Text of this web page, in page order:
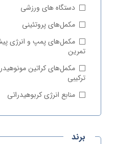
دستگاه های ورزشی
مکمل‌های پروتئینی
مکمل‌های پمپ و انرژی
تمرین
مکمل‌های کراتین
ترکیبی
منابع انرژی کربوهیدراتی
برند